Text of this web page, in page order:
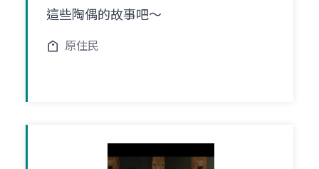
這些陶偶的故事吧～
原住民